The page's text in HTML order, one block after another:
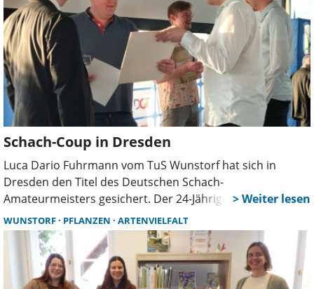
Schach-Coup in Dresden
Luca Dario Fuhrmann vom TuS Wunstorf hat sich in
Dresden den Titel des Deutschen Schach-
Amateurmeisters gesichert. Der 24-Jährige blieb im Finale
der D-Gruppe ungeschlagen und gewann mit 4,5 Punkten
aus fünf Partien. Auch ein weiterer Wunstorfer
überzeugte.
WUNSTORF PFLANZEN ARTENVIELFALT